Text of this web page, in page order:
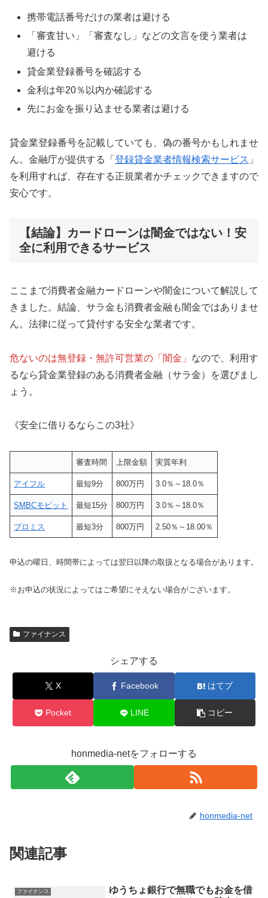
携帯電話番号だけの業者は避ける
「審査甘い」「審査なし」などの文言を使う業者は
避ける
貸金業登録番号を確認する
金利は年20％以内か確認する
先にお金を振り込ませる業者は避ける
貸金業登録番号を記載していても、偽の番号かもしれませ
ん。金融庁が提供する「 登録貸金業者情報検索サービス 」
を利用すれば、存在する正規業者かチェックできますので
安心です。
【結論】カードローンは闇金ではない！安
全に利用できるサービス
ここまで消費者金融カードローンや闇金について解説して
きました。結論、サラ金も消費者金融も闇金ではありませ
ん。法律に従って貸付する安全な業者です。
危ないのは無登録・無許可営業の「闇金」 なので、利用す
るなら貸金業登録のある消費者金融（サラ金）を選びまし
ょう。
《安全に借りるならこの3社》
審査時間 上限金額 実質年利
アイフル 最短9分 800万円 3.0％～18.0％
SMBCモビット 最短15分 800万円 3.0％～18.0％
プロミス 最短3分 800万円 2.50％～18.00％
申込の曜日、時間帯によっては翌日以降の取扱となる場合があります。
※お申込の状況によってはご希望にそえない場合がございます。
ファイナンス
シェアする
X Facebook はてブ
Pocket LINE コピー
honmedia-netをフォローする
honmedia-net
関連記事
ファイナンス
ゆうちょ銀行で無職でもお金を借